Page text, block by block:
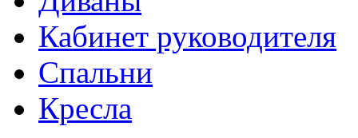
Кабинет руководителя
Спальни
Кресла